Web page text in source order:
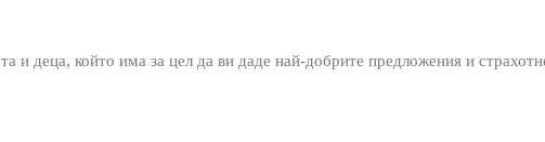
и деца, който има за цел да ви даде най-добрите предложения и